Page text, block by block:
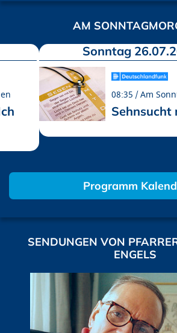
AM
Sonntag
08:35 Am
Sehnsucht
Programm
SENDUNGEN VON
ENGELS